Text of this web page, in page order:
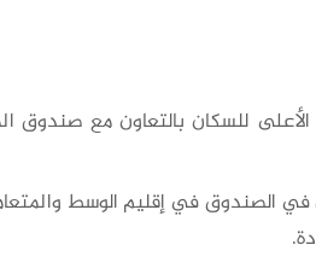
للسكان بالتعاون مع
الصندوق في إقليم الوسط